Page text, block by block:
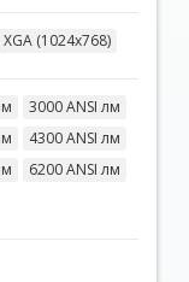
XGA (1024x768)
3000 ANSI лм
4300 ANSI лм
6200 ANSI лм